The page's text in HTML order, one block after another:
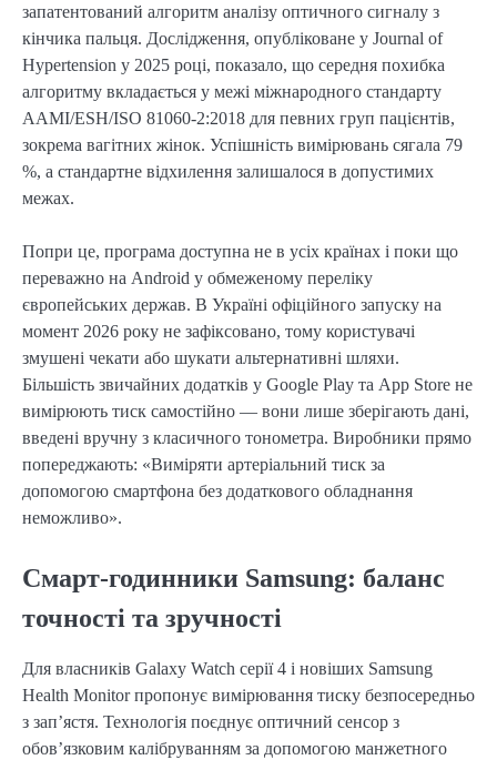
запатентований алгоритм аналізу оптичного сигналу з
кінчика пальця. Дослідження, опубліковане у Journal of
Hypertension у 2025 році, показало, що середня похибка
алгоритму вкладається у межі міжнародного стандарту
AAMI/ESH/ISO 81060-2:2018 для певних груп пацієнтів,
зокрема вагітних жінок. Успішність вимірювань сягала 79
%, а стандартне відхилення залишалося в допустимих
межах.
Попри це, програма доступна не в усіх країнах і поки що
переважно на Android у обмеженому переліку
європейських держав. В Україні офіційного запуску на
момент 2026 року не зафіксовано, тому користувачі
змушені чекати або шукати альтернативні шляхи.
Більшість звичайних додатків у Google Play та App Store не
вимірюють тиск самостійно — вони лише зберігають дані,
введені вручну з класичного тонометра. Виробники прямо
попереджають: «Виміряти артеріальний тиск за
допомогою смартфона без додаткового обладнання
неможливо».
Смарт-годинники Samsung: баланс
точності та зручності
Для власників Galaxy Watch серії 4 і новіших Samsung
Health Monitor пропонує вимірювання тиску безпосередньо
з зап’ястя. Технологія поєднує оптичний сенсор з
обов’язковим калібруванням за допомогою манжетного